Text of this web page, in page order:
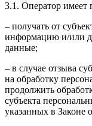
3.1. Оператор имеет
– получать от
информацию и/или
данные;
– в случае отзыва
на обработку
продолжить
субъекта
указанных в Законе